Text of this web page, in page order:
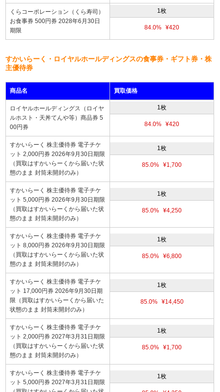
くらコーポレーション（くら寿司）
お食事券 500円券 2028年6月30日
期限
1枚
84.0% ¥420
すかいらーく・ロイヤルホールディングスの食事券・ギフト券・株
主優待券
商品名 買取価格
ロイヤルホールディングス（ロイヤ
ルホスト・天丼てんや等）商品券 5
00円券
1枚
84.0% ¥420
すかいらーく 株主優待券 電子チケ
ット 2,000円券 2026年9月30日期限
（買取はすかいらーくから届いた状
態のまま 封筒未開封のみ）
1枚
85.0% ¥1,700
すかいらーく 株主優待券 電子チケ
ット 5,000円券 2026年9月30日期限
（買取はすかいらーくから届いた状
態のまま 封筒未開封のみ）
1枚
85.0% ¥4,250
すかいらーく 株主優待券 電子チケ
ット 8,000円券 2026年9月30日期限
（買取はすかいらーくから届いた状
態のまま 封筒未開封のみ）
1枚
85.0% ¥6,800
すかいらーく 株主優待券 電子チケ
ット 17,000円券 2026年9月30日期
限（買取はすかいらーくから届いた
状態のまま 封筒未開封のみ）
1枚
85.0% ¥14,450
すかいらーく 株主優待券 電子チケ
ット 2,000円券 2027年3月31日期限
（買取はすかいらーくから届いた状
態のまま 封筒未開封のみ）
1枚
85.0% ¥1,700
すかいらーく 株主優待券 電子チケ
ット 5,000円券 2027年3月31日期限
1枚